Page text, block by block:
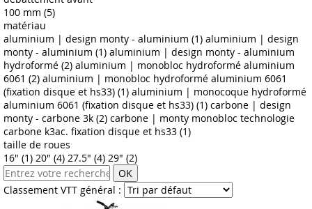
100 mm (5)
matériau
aluminium | design monty - aluminium (1) aluminium | design
monty - aluminium (1) aluminium | design monty - aluminium
hydroformé (2) aluminium | monobloc hydroformé aluminium
6061 (2) aluminium | monobloc hydroformé aluminium 6061
(fixation disque et hs33) (1) aluminium | monocoque hydroformé
aluminium 6061 (fixation disque et hs33) (1) carbone | design
monty - carbone 3k (2) carbone | monty monobloc technologie
carbone k3ac. fixation disque et hs33 (1)
taille de roues
16" (1) 20" (4) 27.5" (4) 29" (2)
OK
Classement VTT général :